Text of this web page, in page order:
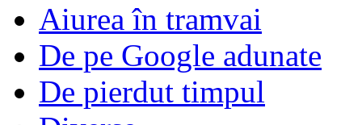
Aiurea în tramvai
De pe Google adunate
De pierdut timpul